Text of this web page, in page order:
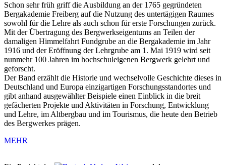
Schon sehr früh griff die Ausbildung an der 1765 gegründeten
Bergakademie Freiberg auf die Nutzung des untertägigen Raumes
sowohl für die Lehre als auch schon für erste Forschungen zurück.
Mit der Übertragung des Bergwerkseigentums an Teilen der
damaligen Himmelfahrt Fundgrube an die Bergakademie im Jahr
1916 und der Eröffnung der Lehrgrube am 1. Mai 1919 wird seit
nunmehr 100 Jahren im hochschuleigenen Bergwerk gelehrt und
geforscht.
Der Band erzählt die Historie und wechselvolle Geschichte dieses in
Deutschland und Europa einzigartigen Forschungsstandortes und
gibt anhand ausgewählter Beispiele einen Einblick in die breit
gefächerten Projekte und Aktivitäten in Forschung, Entwicklung
und Lehre, im Altbergbau und im Tourismus, die heute den Betrieb
des Bergwerkes prägen.
MEHR